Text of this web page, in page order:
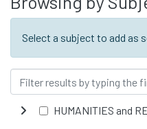
Select a subject to add as
HUMANITIES and